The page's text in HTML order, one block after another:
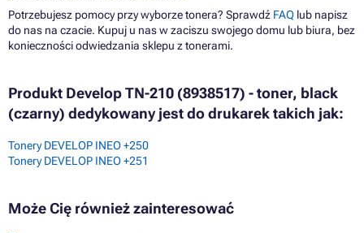
Potrzebujesz pomocy przy wyborze tonera? Sprawdź FAQ lub napisz
do nas na czacie. Kupuj u nas w zaciszu swojego domu lub biura, bez
konieczności odwiedzania sklepu z tonerami.
Produkt Develop TN-210 (8938517) - toner, black
(czarny) dedykowany jest do drukarek takich jak:
Tonery DEVELOP INEO +250
Tonery DEVELOP INEO +251
Może Cię również zainteresować